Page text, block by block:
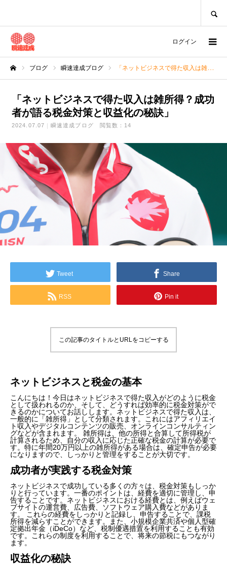
ログイン
ブログ 瞬速達成ブログ 「ネットビジネスで得た収入は雑所得？成功者が語る税金対策と収益化の秘訣」
「ネットビジネスで得た収入は雑所得？成功
者が語る税金対策と収益化の秘訣」
2024.07.07 瞬速達成ブログ 閲覧数：14
Tweet Share
RSS Pin it
この記事のタイトルとURLをコピーする
ネットビジネスと税金の基本
こんにちは！今日はネットビジネスで得た収入がどのように税金
として扱われるのか、そして、どうすれば効率的に税金対策がで
きるのかについてお話しします。ネットビジネスで得た収入は、
一般的に「雑所得」として分類されます。これにはアフィリエイ
ト収入やデジタルコンテンツの販売、オンラインコンサルティン
グなどが含まれます。 雑所得は、他の所得と合算して所得税が
計算されるため、自分の収入に応じた正確な税金の計算が必要で
す。特に年間20万円以上の雑所得がある場合は、確定申告が必要
になりますので、しっかりと管理をすることが大切です。
成功者が実践する税金対策
ネットビジネスで成功している多くの方々は、税金対策もしっか
りと行っています。一番のポイントは、経費を適切に管理し、申
告することです。ネットビジネスにおける経費とは、例えばウェ
ブサイトの運営費、広告費、ソフトウェア購入費などがありま
す。 これらの経費をしっかりと記録し、申告することで、課税
所得を減らすことができます。また、小規模企業共済や個人型確
定拠出年金（iDeCo）など、税制優遇措置を利用することも有効
です。これらの制度を利用することで、将来の節税にもつながり
ます。
収益化の秘訣